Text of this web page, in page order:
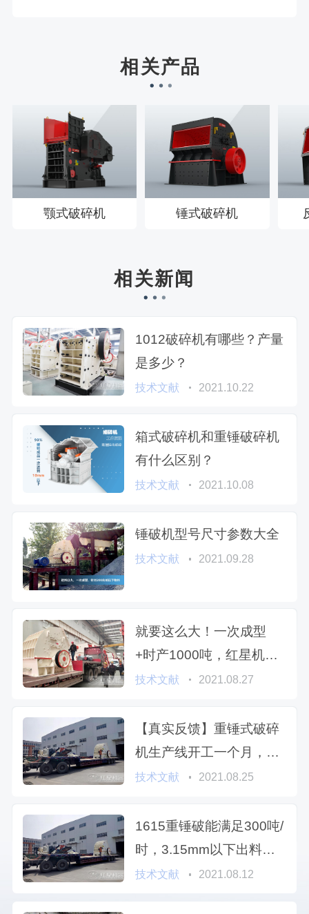
王先生183****6078刚刚预约成功！
相关产品
颚式破碎机 锤式破碎机
相关新闻
1012破碎机有哪些？产量
是多少？
技术文献 2021.10.22
箱式破碎机和重锤破碎机
有什么区别？
技术文献 2021.10.08
锤破机型号尺寸参数大全
技术文献 2021.09.28
就要这么大！一次成型
+时产1000吨，红星机器
重锤破碎机性价比之星
技术文献 2021.08.27
【真实反馈】重锤式破碎
机生产线开工一个月，优
点槽点大盘点
技术文献 2021.08.25
1615重锤破能满足300吨/
时，3.15mm以下出料石
灰石加工吗
技术文献 2021.08.12